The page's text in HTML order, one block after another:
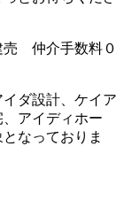
売 仲介手数料０
イダ設計、ケイア
アイディホー
なっておりま